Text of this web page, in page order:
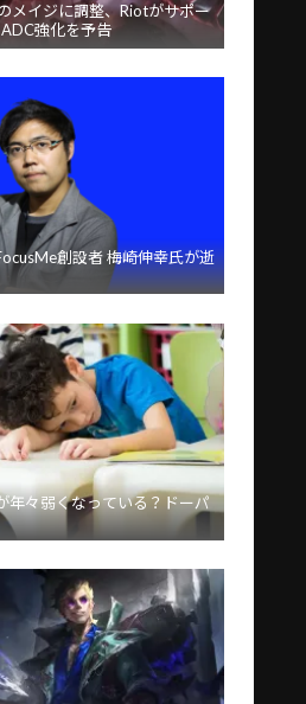
メイジに調整、Riotがサポー
強化を予告
創設者 梅崎伸幸氏が逝
年々弱くなっている？ドーパ